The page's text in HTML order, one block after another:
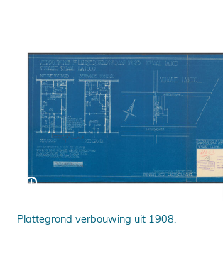
Plattegrond verbouwing uit 1908.